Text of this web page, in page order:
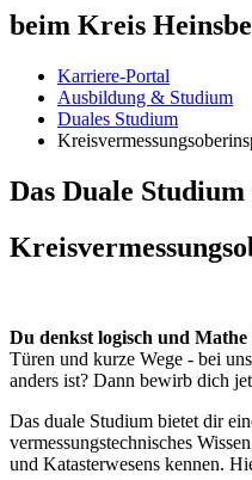
beim Kreis
Karriere-Portal
Ausbildung & Studium
Duales Studium
Das Duale Studium
Du denkst logisch und Mathe
Türen und kurze Wege - bei
anders ist? Dann bewirb dich
Das duale Studium bietet dir
vermessungstechnisches
und Katasterwesens kennen.